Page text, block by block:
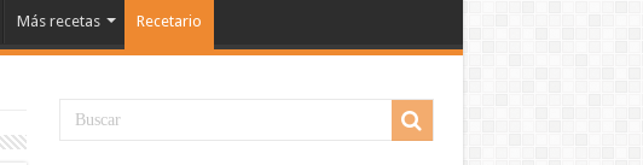
Más recetas Recetario